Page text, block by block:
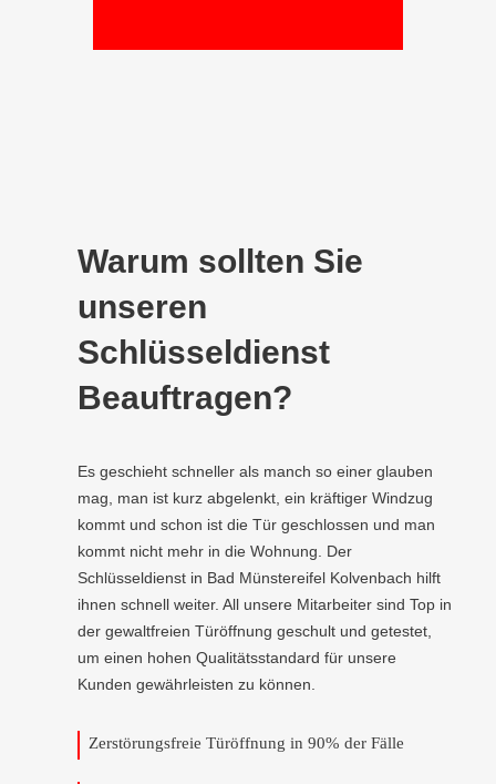
Warum sollten Sie
unseren
Schlüsseldienst
Beauftragen?
Es geschieht schneller als manch so einer glauben
mag, man ist kurz abgelenkt, ein kräftiger Windzug
kommt und schon ist die Tür geschlossen und man
kommt nicht mehr in die Wohnung. Der
Schlüsseldienst in Bad Münstereifel Kolvenbach hilft
ihnen schnell weiter. All unsere Mitarbeiter sind Top in
der gewaltfreien Türöffnung geschult und getestet,
um einen hohen Qualitätsstandard für unsere
Kunden gewährleisten zu können.
Zerstörungsfreie Türöffnung in 90% der Fälle